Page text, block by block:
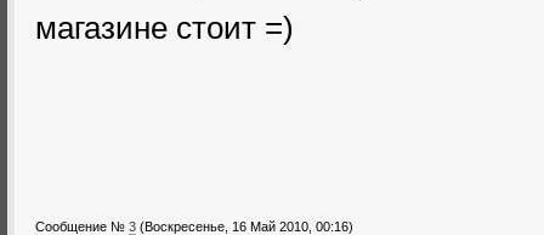
магазине стоит =)
Сообщение № 3 (Воскресенье, 16 Май 2010, 00:16)